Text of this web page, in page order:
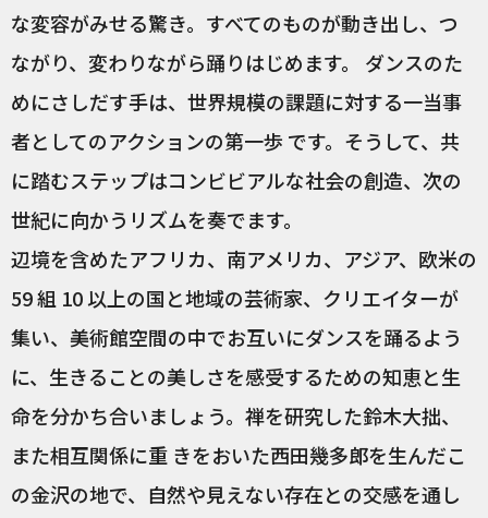
な変容がみせる驚き。すべてのものが動き出し、つ
ながり、変わりながら踊りはじめます。 ダンスのた
めにさしだす手は、世界規模の課題に対する一当事
者としてのアクションの第一歩 です。そうして、共
に踏むステップはコンビビアルな社会の創造、次の
世紀に向かうリズムを奏でます。
辺境を含めたアフリカ、南アメリカ、アジア、欧米の
59 組 10 以上の国と地域の芸術家、クリエイターが
集い、美術館空間の中でお互いにダンスを踊るよう
に、生きることの美しさを感受するための知恵と生
命を分かち合いましょう。禅を研究した鈴木大拙、
また相互関係に重 きをおいた西田幾多郎を生んだこ
の金沢の地で、自然や見えない存在との交感を通し